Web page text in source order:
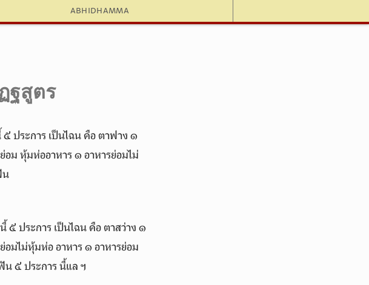
Abhidhamma
ฐสูตร
ประการ เป็นไฉน คือ ตาฟาง ๑
ม หุ้มห่ออาหาร ๑ อาหารย่อมไม่
น
๕ ประการ เป็นไฉน คือ ตาสว่าง ๑
มไม่หุ้มห่อ อาหาร ๑ อาหารย่อม
น ๕ ประการ นี้แล ฯ